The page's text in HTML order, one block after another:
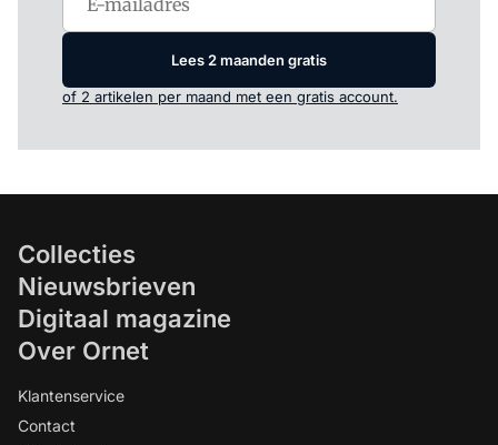
Lees 2 maanden gratis
of 2 artikelen per maand met een gratis account.
Collecties
Nieuwsbrieven
Digitaal magazine
Over Ornet
Klantenservice
Contact